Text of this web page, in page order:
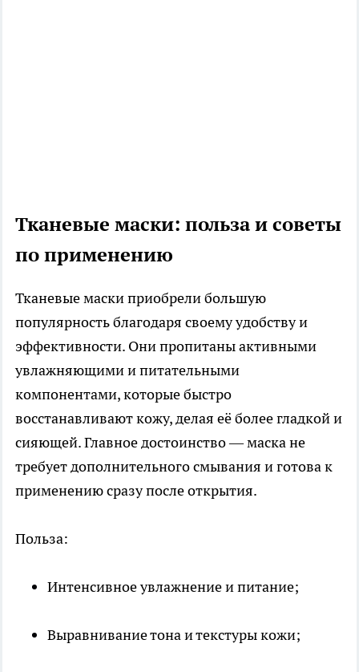
Тканевые маски: польза и советы
по применению
Тканевые маски приобрели большую
популярность благодаря своему удобству и
эффективности. Они пропитаны активными
увлажняющими и питательными
компонентами, которые быстро
восстанавливают кожу, делая её более гладкой и
сияющей. Главное достоинство — маска не
требует дополнительного смывания и готова к
применению сразу после открытия.
Польза:
Интенсивное увлажнение и питание;
Выравнивание тона и текстуры кожи;